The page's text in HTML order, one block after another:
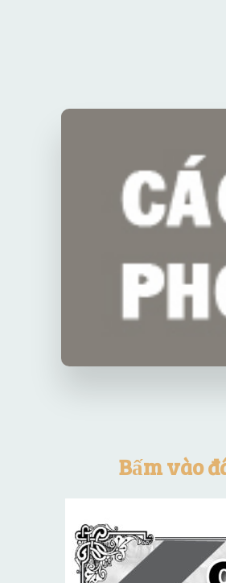
Bấm vào